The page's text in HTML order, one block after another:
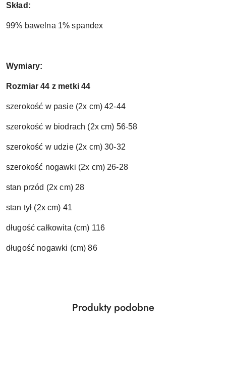
Skład:
99% bawelna 1% spandex
Wymiary:
Rozmiar 44 z metki 44
szerokość w pasie (2x cm) 42-44
szerokość w biodrach (2x cm) 56-58
szerokość w udzie (2x cm) 30-32
szerokość nogawki (2x cm) 26-28
stan przód (2x cm) 28
stan tył (2x cm) 41
długość całkowita (cm) 116
długość nogawki (cm) 86
Pomiń karuzelę produktów
Produkty
Produkty podobne